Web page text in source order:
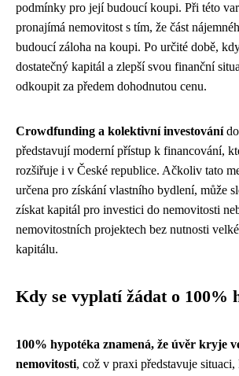
podmínky pro její budoucí koupi. Při této
pronajímá nemovitost s tím, že část
budoucí záloha na koupi. Po určité době,
dostatečný kapitál a zlepší svou finanční
odkoupit za předem dohodnutou cenu.
Crowdfunding a kolektivní investovánído
představují moderní přístup k financování,
rozšiřuje i v České republice. Ačkoliv tato
určena pro získání vlastního bydlení, může
získat kapitál pro investici do nemovitosti
nemovitostních projektech bez nutnosti
kapitálu.
Kdy se vyplatí žádat o 100%
100% hypotéka znamená, že úvěr kryje
nemovitosti, což v praxi představuje